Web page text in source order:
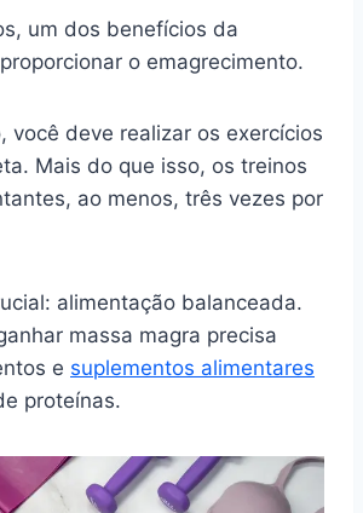
um dos benefícios da
o emagrecimento.
você deve realizar os exercícios
Mais do que isso, os treinos
ao menos, três vezes por
alimentação balanceada.
massa magra precisa
e suplementos alimentares
proteínas.